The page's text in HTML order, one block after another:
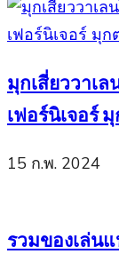
มุกเสี่ยววาเ
เฟอร์นิเจอร์
15 ก.พ. 2024
รวมของเล่น